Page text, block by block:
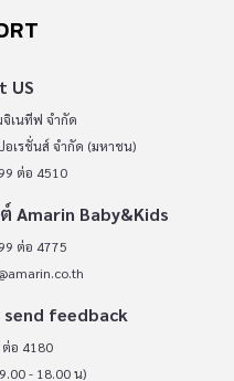
US
จิเนทีฟ จำกัด
อเรชั่นส์ จำกัด (มหาชน)
ต่อ 4510
Amarin Baby&Kids
ต่อ 4775
feedback
อ 4180
- 18.00 น)